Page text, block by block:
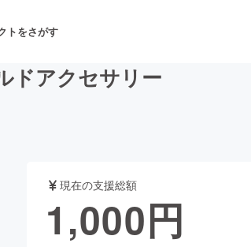
トをさがす
パフォーマンス
ドアクセサリー
現在の支援総額
1,000円